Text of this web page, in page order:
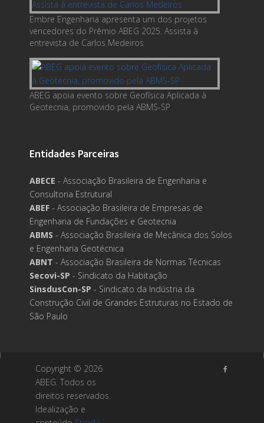
Embre Engenharia apresenta um dos projetos
vencedores do Prêmio ABEG 2025. Assista à
entrevista de Carlos Medeiros
ABEG apoia evento sobre Geofísica Aplicada à
Geotecnia, promovido pela ABMS-SP
Entidades Parceiras
ABECE - Associação Brasileira de Engenharia e
Consultoria Estrutural
ABEF - Associação Brasileira de Empresas de
Engenharia de Fundações e Geotecnia
ABMS - Associação Brasileira de Mecânica dos Solos
e Engenharia Geotécnica
ABNT - Associação Brasileira de Normas Técnicas
Secovi-SP - Sindicato da Habitação
SinsdusCon-SP - Sindicato da Indústria da
Construção Civil de Grandes Estruturas no Estado de
São Paulo
Copyright © 2026
ABEG. Todos os
direitos reservados.
Idealização e